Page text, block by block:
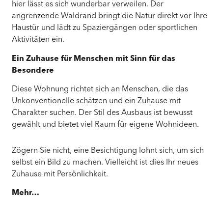
hier lässt es sich wunderbar verweilen. Der
angrenzende Waldrand bringt die Natur direkt vor Ihre
Haustür und lädt zu Spaziergängen oder sportlichen
Aktivitäten ein.
Ein Zuhause für Menschen mit Sinn für das
Besondere
Diese Wohnung richtet sich an Menschen, die das
Unkonventionelle schätzen und ein Zuhause mit
Charakter suchen. Der Stil des Ausbaus ist bewusst
gewählt und bietet viel Raum für eigene Wohnideen.
Zögern Sie nicht, eine Besichtigung lohnt sich, um sich
selbst ein Bild zu machen. Vielleicht ist dies Ihr neues
Zuhause mit Persönlichkeit.
Mehr…